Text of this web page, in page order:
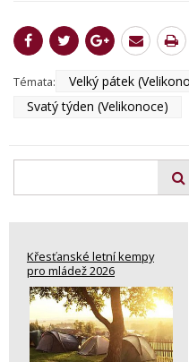
Témata:
Velký pátek
Svatý týden (Velikonoce)
Křesťanské letní kempy
pro mládež 2026